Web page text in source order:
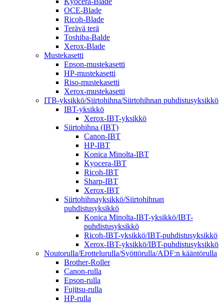
OCE-Blade
Ricoh-Blade
Terävä terä
Toshiba-Balde
Xerox-Blade
Mustekasetti
Epson-mustekasetti
HP-mustekasetti
Riso-mustekasetti
Xerox-mustekasetti
ITB-yksikkö/Siirtohihna/Siirtohihnan puhdistusyksikkö
IBT-yksikkö
Xerox-IBT-yksikkö
Siirtohihna (IBT)
Canon-IBT
HP-IBT
Konica Minolta-IBT
Kyocera-IBT
Ricoh-IBT
Sharp-IBT
Xerox-IBT
Siirtohihnayksikkö/Siirtohihnan
puhdistusyksikkö
Konica Minolta-IBT-yksikkö/IBT-
puhdistusyksikkö
Ricoh-IBT-yksikkö/IBT-puhdistusyksikkö
Xerox-IBT-yksikkö/IBT-puhdistusyksikkö
Noutorulla/Erottelurulla/Syöttörulla/ADF:n kääntörulla
Brother-Roller
Canon-rulla
Epson-rulla
Fujitsu-rulla
HP-rulla